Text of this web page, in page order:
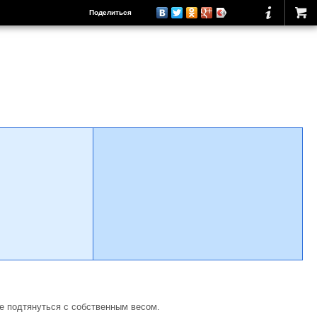
Поделиться
подтянуться с собственным весом.